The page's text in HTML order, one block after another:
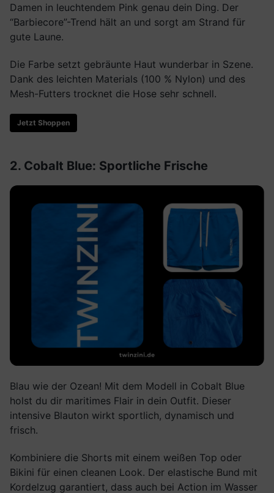
Damen in leuchtendem Pink genau dein Ding. Der
“Barbiecore”-Trend hält an und sorgt am Strand für
gute Laune.
Die Farbe setzt gebräunte Haut wunderbar in Szene.
Dank des leichten Materials (100 % Nylon) und des
Mesh-Futters trocknet die Hose sehr schnell.
Jetzt Shoppen
2. Cobalt Blue: Sportliche Frische
Blau wie der Ozean! Mit dem Modell in Cobalt Blue
holst du dir maritimes Flair in dein Outfit. Dieser
intensive Blauton wirkt sportlich, dynamisch und
frisch.
Kombiniere die Shorts mit einem weißen Top oder
Bikini für einen cleanen Look. Der elastische Bund mit
Kordelzug garantiert, dass auch bei Action im Wasser